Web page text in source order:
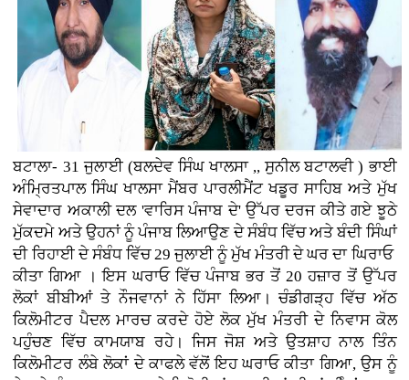
ਬਟਾਲਾ- 31 ਜੁਲਾਈ (ਬਲਦੇਵ ਸਿੰਘ ਖਾਲਸਾ ,, ਸੁਨੀਲ ਬਟਾਲਵੀ ) ਭਾਈ
ਅੰਮ੍ਰਿਤਪਾਲ ਸਿੰਘ ਖਾਲਸਾ ਮੈਂਬਰ ਪਾਰਲੀਮੈਂਟ ਖਡੂਰ ਸਾਹਿਬ ਅਤੇ ਮੁੱਖ
ਸੇਵਾਦਾਰ ਅਕਾਲੀ ਦਲ 'ਵਾਰਿਸ ਪੰਜਾਬ ਦੇ' ਉੱਪਰ ਦਰਜ ਕੀਤੇ ਗਏ ਝੂਠੇ
ਮੁੱਕਦਮੇ ਅਤੇ ਉਹਨਾਂ ਨੂੰ ਪੰਜਾਬ ਲਿਆਉਣ ਦੇ ਸੰਬੰਧ ਵਿੱਚ ਅਤੇ ਬੰਦੀ ਸਿੰਘਾਂ
ਦੀ ਰਿਹਾਈ ਦੇ ਸੰਬੰਧ ਵਿੱਚ 29 ਜੁਲਾਈ ਨੂੰ ਮੁੱਖ ਮੰਤਰੀ ਦੇ ਘਰ ਦਾ ਘਿਰਾਓ
ਕੀਤਾ ਗਿਆ । ਇਸ ਘਰਾਓ ਵਿੱਚ ਪੰਜਾਬ ਭਰ ਤੋਂ 20 ਹਜ਼ਾਰ ਤੋਂ ਉੱਪਰ
ਲੋਕਾਂ ਬੀਬੀਆਂ ਤੇ ਨੌਜਵਾਨਾਂ ਨੇ ਹਿੱਸਾ ਲਿਆ। ਚੰਡੀਗੜ੍ਹ ਵਿੱਚ ਅੱਠ
ਕਿਲੋਮੀਟਰ ਪੈਦਲ ਮਾਰਚ ਕਰਦੇ ਹੋਏ ਲੋਕ ਮੁੱਖ ਮੰਤਰੀ ਦੇ ਨਿਵਾਸ ਕੋਲ
ਪਹੁੰਚਣ ਵਿੱਚ ਕਾਮਯਾਬ ਰਹੇ। ਜਿਸ ਜੋਸ਼ ਅਤੇ ਉਤਸ਼ਾਹ ਨਾਲ ਤਿੰਨ
ਕਿਲੋਮੀਟਰ ਲੰਬੇ ਲੋਕਾਂ ਦੇ ਕਾਫਲੇ ਵੱਲੋਂ ਇਹ ਘਰਾਓ ਕੀਤਾ ਗਿਆ, ਉਸ ਨੂੰ